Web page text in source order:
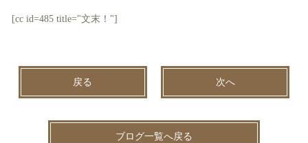
[cc id=485 title="文末！"]
戻る 次へ
ブログ一覧へ戻る